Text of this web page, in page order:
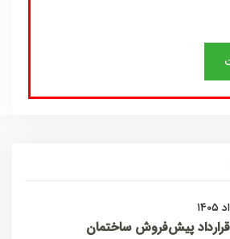
پیش‌فروش ساختمان